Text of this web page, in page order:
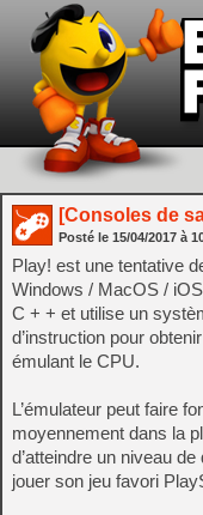
[Consoles de
Posté le 15/04/2017 à
Play! est une tentative
Windows / MacOS /
C + + et utilise un
d’instruction pour
émulant le CPU.
L’émulateur peut faire
moyennement dans la
d’atteindre un niveau
jouer son jeu favori